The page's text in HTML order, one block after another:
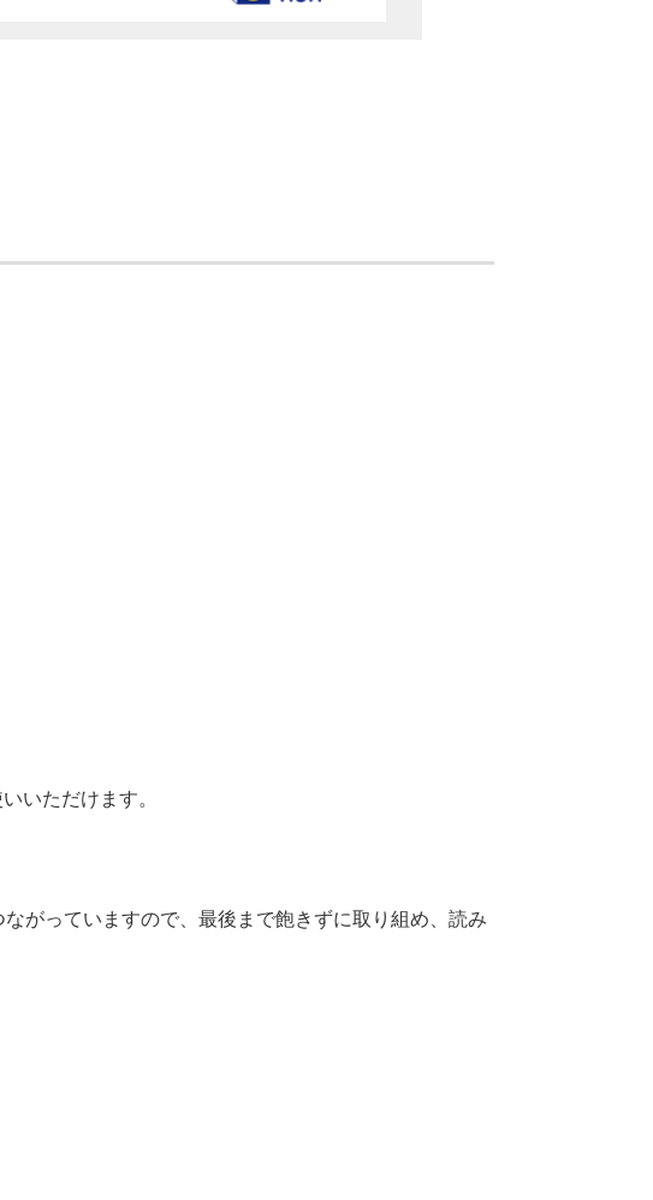
いただけます。
がっていますので、最後まで飽きずに取り組め、読み